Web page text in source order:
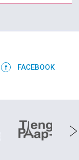
FACEBOOK